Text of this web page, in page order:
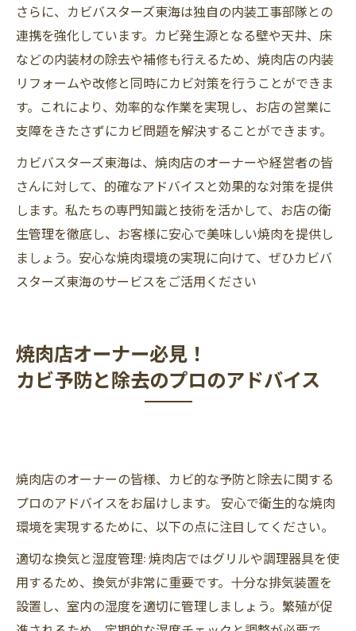
さらに、カビバスターズ東海は独自の内装工事部隊との
連携を強化しています。カビ発生源となる壁や天井、床
などの内装材の除去や補修も行えるため、焼肉店の内装
リフォームや改修と同時にカビ対策を行うことができま
す。これにより、効率的な作業を実現し、お店の営業に
支障をきたさずにカビ問題を解決することができます。
カビバスターズ東海は、焼肉店のオーナーや経営者の皆
さんに対して、的確なアドバイスと効果的な対策を提供
します。私たちの専門知識と技術を活かして、お店の衛
生管理を徹底し、お客様に安心で美味しい焼肉を提供し
ましょう。安心な焼肉環境の実現に向けて、ぜひカビバ
スターズ東海のサービスをご活用ください
焼肉店オーナー必見！
カビ予防と除去のプロのアドバイス
焼肉店のオーナーの皆様、カビ的な予防と除去に関する
プロのアドバイスをお届けします。 安心で衛生的な焼肉
環境を実現するために、以下の点に注目してください。
適切な換気と湿度管理: 焼肉店ではグリルや調理器具を使
用するため、換気が非常に重要です。十分な排気装置を
設置し、室内の湿度を適切に管理しましょう。繁殖が促